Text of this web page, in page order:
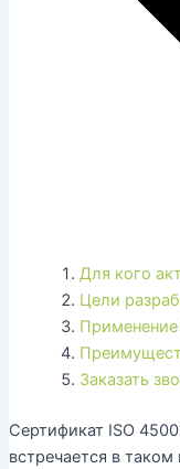
Для кого
Цели
Применение
Заказать
Сертификат ISO
встречается в